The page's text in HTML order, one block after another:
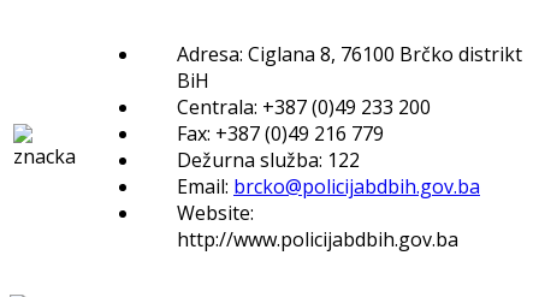
Adresa: Ciglana 8, 76100 Brčko distrikt
BiH
Centrala: +387 (0)49 233 200
Fax: +387 (0)49 216 779
Dežurna služba: 122
Email: brcko@policijabdbih.gov.ba
Website:
http://www.policijabdbih.gov.ba